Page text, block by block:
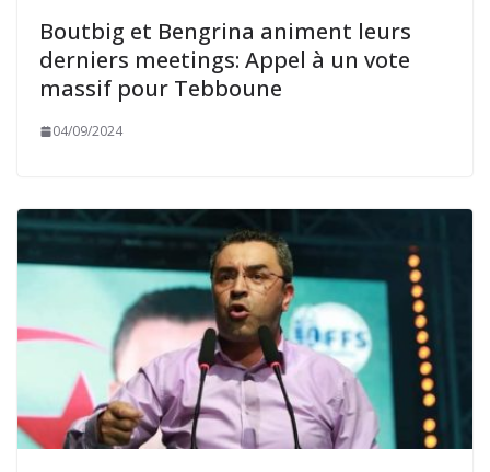
Boutbig et Bengrina animent leurs
derniers meetings: Appel à un vote
massif pour Tebboune
04/09/2024